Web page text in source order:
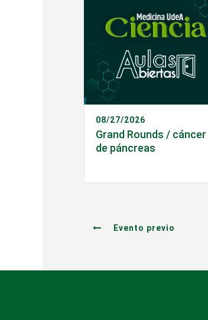
08/27/2026
Grand Rounds / cáncer
de páncreas
Evento previo